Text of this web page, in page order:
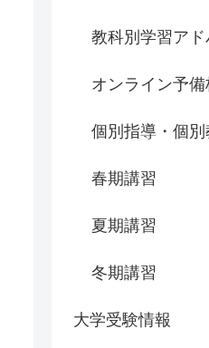
教科別学習アド
オンライン予
個別指導・個
春期講習
夏期講習
冬期講習
大学受験情報